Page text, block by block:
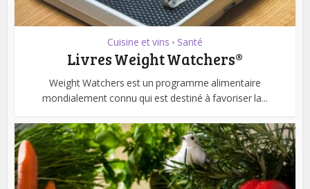
Cuisine et vins • Santé
Livres Weight Watchers®
Weight Watchers est un programme alimentaire
mondialement connu qui est destiné à favoriser la...